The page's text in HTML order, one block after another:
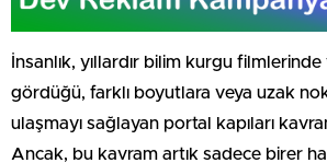
İnsanlık, yıllardır bilim kurgu
gördüğü, farklı boyutlara veya uzak
ulaşmayı sağlayan portal kapıları
Ancak, bu kavram artık sadece birer